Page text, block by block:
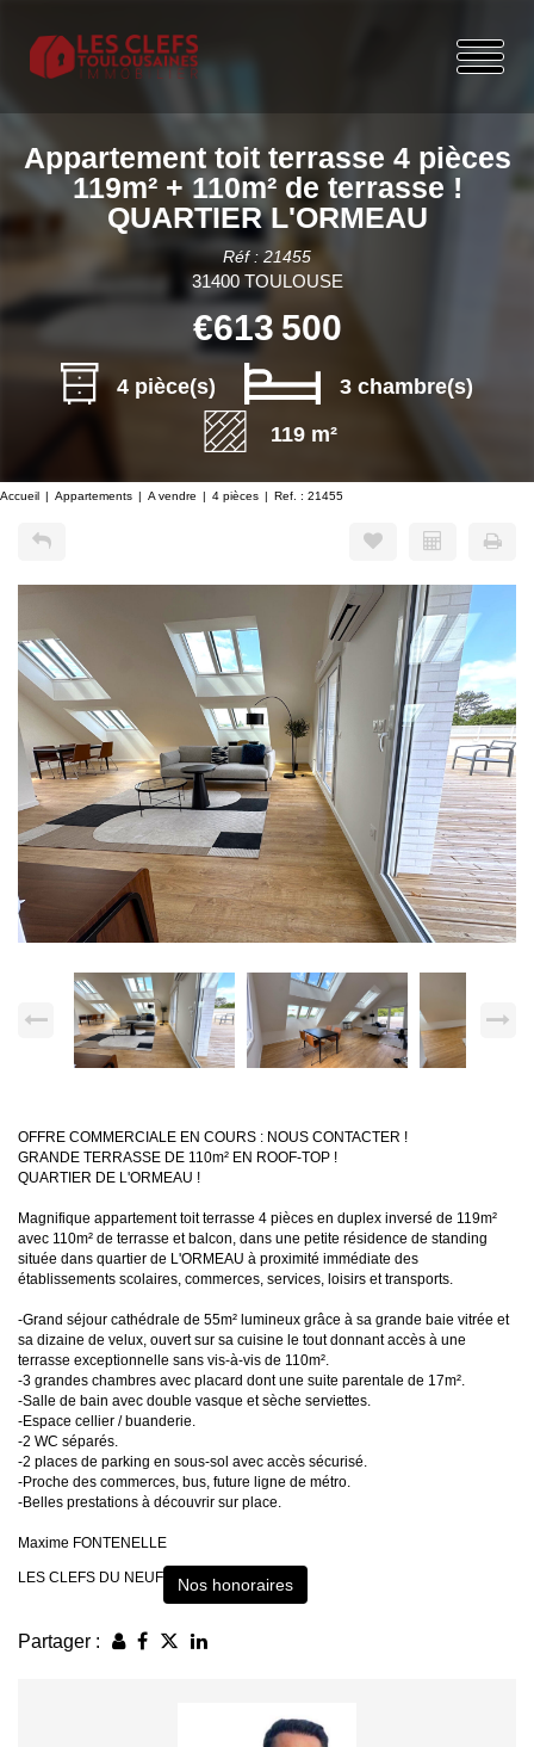
Appartement toit terrasse 4 pièces
119m² + 110m² de terrasse !
QUARTIER L'ORMEAU
Réf : 21455
31400 TOULOUSE
€613 500
4 pièce(s)
3 chambre(s)
119 m²
Accueil Appartements A vendre 4 pièces Ref. : 21455
OFFRE COMMERCIALE EN COURS : NOUS CONTACTER !
GRANDE TERRASSE DE 110m² EN ROOF-TOP !
QUARTIER DE L'ORMEAU !
Magnifique appartement toit terrasse 4 pièces en duplex inversé de 119m²
avec 110m² de terrasse et balcon, dans une petite résidence de standing
située dans quartier de L'ORMEAU à proximité immédiate des
établissements scolaires, commerces, services, loisirs et transports.
-Grand séjour cathédrale de 55m² lumineux grâce à sa grande baie vitrée et
sa dizaine de velux, ouvert sur sa cuisine le tout donnant accès à une
terrasse exceptionnelle sans vis-à-vis de 110m².
-3 grandes chambres avec placard dont une suite parentale de 17m².
-Salle de bain avec double vasque et sèche serviettes.
-Espace cellier / buanderie.
-2 WC séparés.
-2 places de parking en sous-sol avec accès sécurisé.
-Proche des commerces, bus, future ligne de métro.
-Belles prestations à découvrir sur place.
Maxime FONTENELLE
LES CLEFS DU NEUF Nos honoraires
Partager :